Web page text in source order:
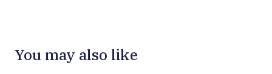
You may also like